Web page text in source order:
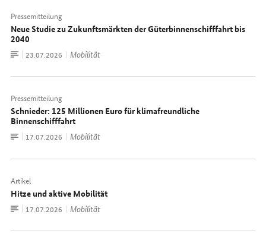
Pressemitteilung
Neue Studie zu Zukunftsmärkten der Güterbinnenschifffahrt bis
2040
Zum
Dokument
Datum:
23.07.2026 Mobilität
Pressemitteilung
Schnieder: 125 Millionen Euro für klimafreundliche
Binnenschifffahrt
Zum
Dokument
Datum:
17.07.2026 Mobilität
Artikel
Hitze und aktive Mobilität
Zum
Dokument
Datum:
17.07.2026 Mobilität